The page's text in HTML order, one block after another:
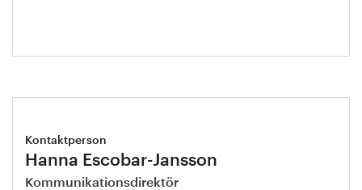
Kontaktperson
Hanna Escobar-Jansson
Kommunikationsdirektör